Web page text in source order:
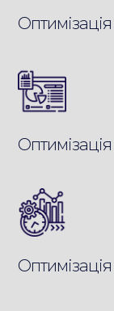
Оптимізація